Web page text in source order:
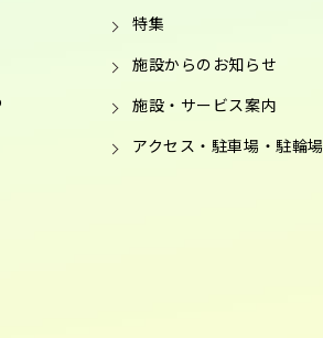
特集
施設からのお知らせ
施設・サービス案内
アクセス・駐車場・駐輪場